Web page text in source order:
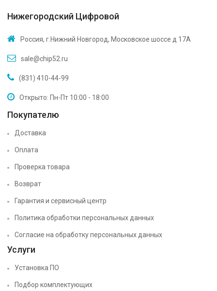
Нижегородский Цифровой
Россия, г.Нижний Новгород, Московское шоссе д 17А
sale@chip52.ru
(831) 410-44-99
Открыто: Пн-Пт 10:00 - 18:00
Покупателю
Доставка
Оплата
Проверка товара
Возврат
Гарантия и сервисный центр
Политика обработки персональных данных
Согласие на обработку персональных данных
Услуги
Установка ПО
Подбор комплектующих